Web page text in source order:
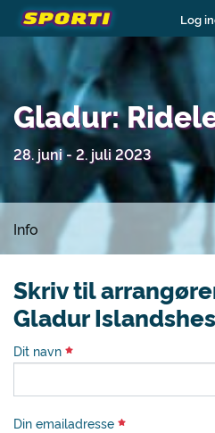
Log
Gladur:
28. juni - 2. juli 2023
Info
Skriv til
Gladur
Dit navn
Din emailadresse